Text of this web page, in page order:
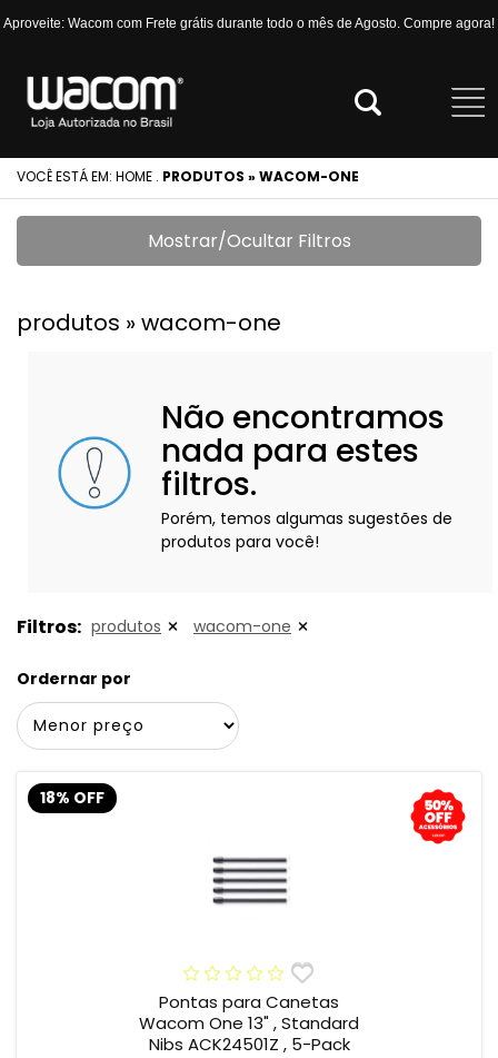
Aproveite: Wacom com Frete grátis durante todo o mês de Agosto. Compre agora!
VOCÊ ESTÁ EM: HOME . PRODUTOS » WACOM-ONE
Mostrar/Ocultar Filtros
produtos » wacom-one
Não encontramos
nada para estes
filtros.
Porém, temos algumas sugestões de
produtos para você!
Filtros: produtos wacom-one
Ordernar por
18% OFF
Pontas para Canetas
Wacom One 13" , Standard
Nibs ACK24501Z , 5-Pack